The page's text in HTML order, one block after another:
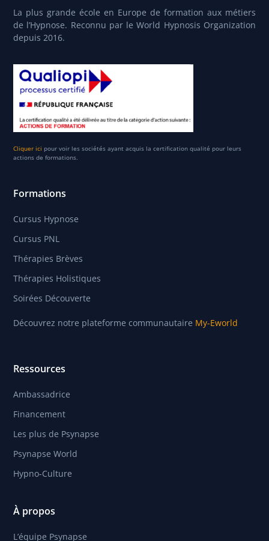
La plus grande école en Europe de formation aux métiers
de l’Hypnose. Reconnu par le World Hypnosis Organization
depuis 2016.
Cliquer ici pour voir les sociétés ayant acquis la certification qualité pour leurs
actions de formations.
Formations
Cursus Hypnose
Cursus PNL
Thérapies Brèves
Thérapies Holistiques
Soirées Découverte
Découvrez notre plateforme communautaire My-Eworld
Ressources
Ambassadrice
Financement
Les plus de Psynapse
Psynapse World
Hypno-Culture
À propos
L’équipe Psynapse